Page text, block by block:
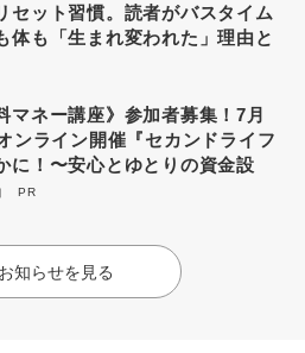
セット習慣。読者がバスタイム
体も「生まれ変われた」理由と
マネー講座》参加者募集！7月
ンライン開催『セカンドライフ
に！〜安心とゆとりの資金設
PR
知らせを見る